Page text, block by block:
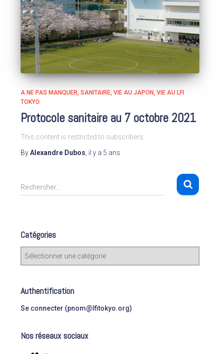
A NE PAS MANQUER SANITAIRE VIE AU JAPON VIE AU LFI
TOKYO
Protocole sanitaire au 7 octobre 2021
This content is restricted to subscribers
ByAlexandre Dubos il y a 5 ans
R
e
r
c
Rechercher…
Catégories
C
g
o
e
Authentification
Se connecter (pnom@lfitokyo.org)
Nos réseaux sociaux